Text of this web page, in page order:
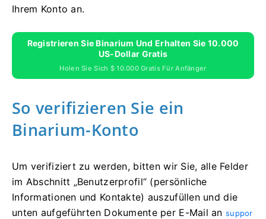
Ihrem Konto an.
Registrieren Sie Binarium Und Erhalten Sie 10.000
US-Dollar Gratis
Holen Sie Sich $ 10.000 Gratis Für Anfänger
So verifizieren Sie ein
Binarium-Konto
Um verifiziert zu werden, bitten wir Sie, alle Felder
im Abschnitt „Benutzerprofil“ (persönliche
Informationen und Kontakte) auszufüllen und die
unten aufgeführten Dokumente per E-Mail ansuppor